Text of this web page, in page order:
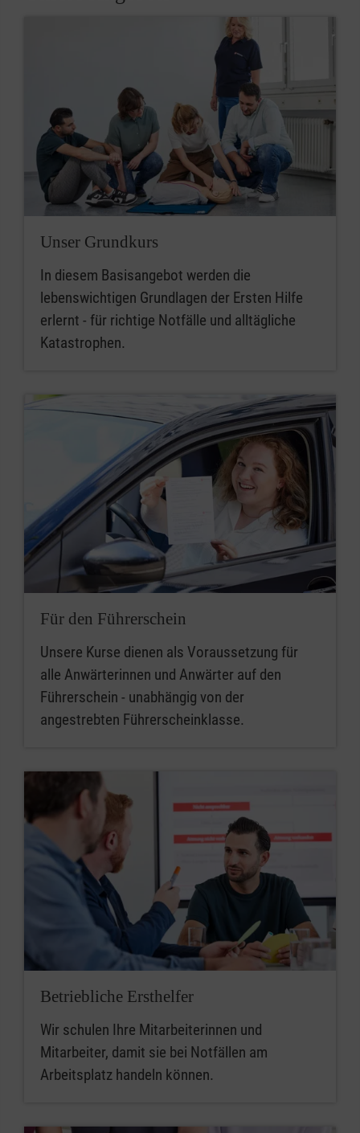
Unser Grundkurs
In diesem Basisangebot werden die
lebenswichtigen Grundlagen der Ersten Hilfe
erlernt - für richtige Notfälle und alltägliche
Katastrophen.
Für den Führerschein
Unsere Kurse dienen als Voraussetzung für
alle Anwärterinnen und Anwärter auf den
Führerschein - unabhängig von der
angestrebten Führerscheinklasse.
Betriebliche Ersthelfer
Wir schulen Ihre Mitarbeiterinnen und
Mitarbeiter, damit sie bei Notfällen am
Arbeitsplatz handeln können.